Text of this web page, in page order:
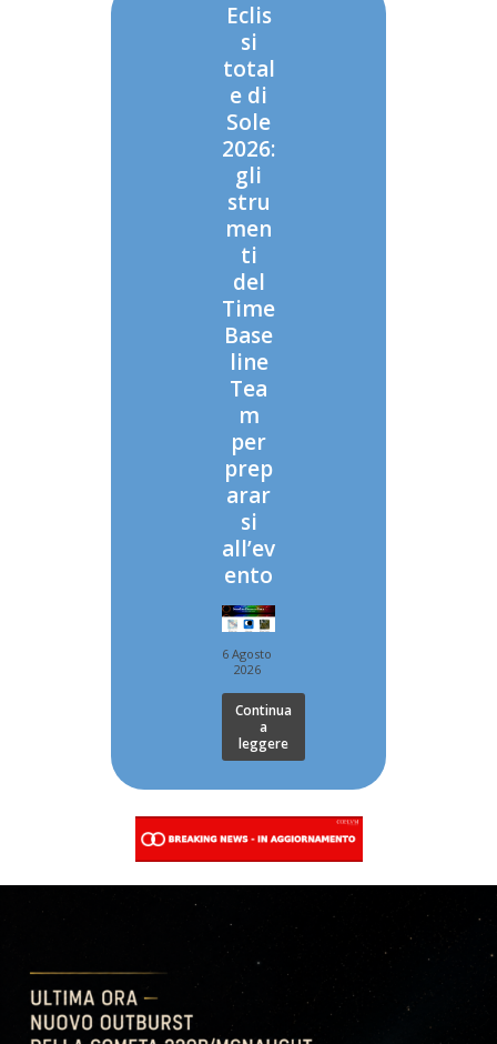
Eclis
si
total
e di
Sole
2026:
gli
stru
men
ti
del
Time
Base
line
Tea
m
per
prep
arar
si
all’ev
ento
6 Agosto
2026
Continua
a
leggere